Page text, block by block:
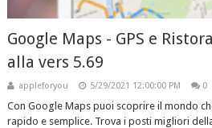
Google Maps - GPS e
alla vers 5.69
appleforyou 5/29/2021 12:00:00 PM 0
Con Google Maps puoi scoprire il mondo
rapido e semplice. Trova i posti migliori